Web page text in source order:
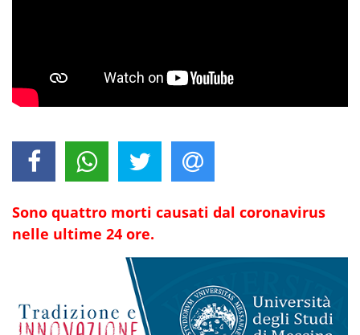
Sono quattro morti causati dal coronavirus
nelle ultime 24 ore.